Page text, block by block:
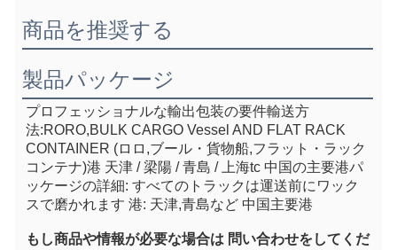
商品を推奨する
製品パッケージ
プロフェッショナルな輸出包装の要件輸送方
法:RORO,BULK CARGO Vessel AND FLAT RACK
CONTAINER (ロロ,ブール・貨物船,フラット・ラック
コンテナ)港 天津 / 梁陽 / 青島 / 上海tc 中国の主要港パ
ッケージの詳細: すべてのトラックは運送前にワック
スで磨かれます 港: 天津,青島など 中国主要港
もし商品や情報が必要な場合は 問い合わせをしてくだ